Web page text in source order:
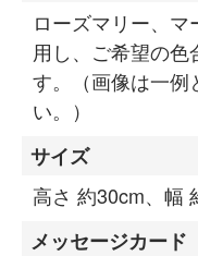
ローズマリー、
用し、ご希望の色
す。（画像は一例
い。）
サイズ
高さ 約30cm、幅
メッセージカード